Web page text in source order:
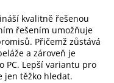
kvalitně řešenou
řešením umožňuje
Přičemž zůstává
a zároveň je
PC. Lepší variantu pro
jen těžko hledat.